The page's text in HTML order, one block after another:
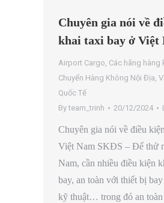
Chuyên gia nói về
khai taxi bay ở Việt
Airport Cargo, Các hãng
Chuyển Hàng Không Nội Địa,
Quốc Tế
Byteam_trinh 20/12/2024
Chuyên gia nói về điều
Việt Nam SKĐS – Để thử
Nam, cần nhiều điều kiện
bay, an toàn với thiết bị
kỹ thuật… trong đó an